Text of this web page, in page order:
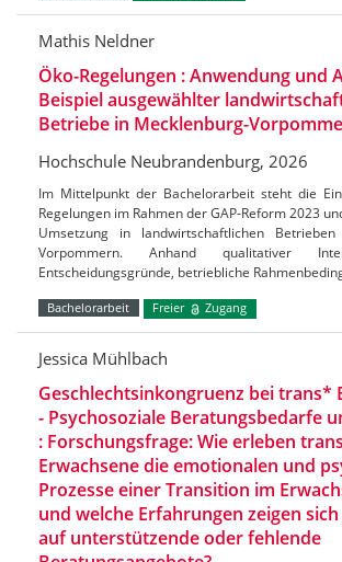
Mathis Neldner
Öko-Regelungen : Anwendung und
Beispiel ausgewählter
Betriebe in Mecklenburg-
Hochschule Neubrandenburg, 2026
Im Mittelpunkt der Bachelorarbeit steht die
Regelungen im Rahmen der GAP-Reform 2023
Umsetzung in landwirtschaftlichen
Vorpommern. Anhand qualitativer
Entscheidungsgründe, betriebliche
Bachelorarbeit Freier Zugang
Jessica Mühlbach
Geschlechtsinkongruenz bei trans*
- Psychosoziale Beratungsbedarfe
: Forschungsfrage: Wie erleben
Erwachsene die emotionalen und
Prozesse einer Transition im
und welche Erfahrungen zeigen
auf unterstützende oder fehlende